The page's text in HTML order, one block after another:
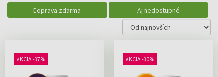
Doprava zdarma
Aj nedostupné
AKCIA -37% AKCIA -30%